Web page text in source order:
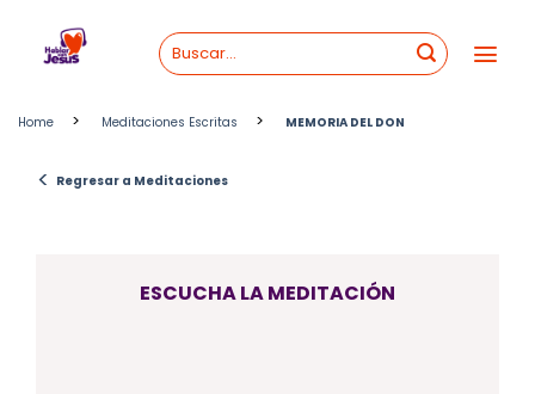
content
Home > Meditaciones Escritas > MEMORIA DEL DON
< Regresar a Meditaciones
ESCUCHA LA MEDITACIÓN